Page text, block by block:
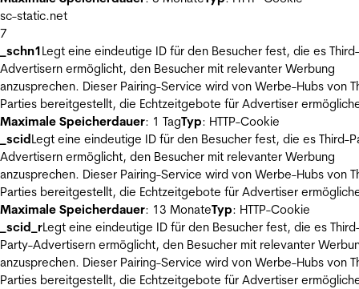
sc-static.net
7
_schn1Legt eine eindeutige ID für den Besucher fest, die es
Advertisern ermöglicht, den Besucher mit relevanter Werbung
anzusprechen. Dieser Pairing-Service wird von Werbe-Hubs von
Parties bereitgestellt, die Echtzeitgebote für Advertiser
Maximale Speicherdauer: 1 TagTyp: HTTP-Cookie
_scidLegt eine eindeutige ID für den Besucher fest, die es Third-
Advertisern ermöglicht, den Besucher mit relevanter Werbung
anzusprechen. Dieser Pairing-Service wird von Werbe-Hubs von
Parties bereitgestellt, die Echtzeitgebote für Advertiser
Maximale Speicherdauer: 13 MonateTyp: HTTP-Cookie
_scid_rLegt eine eindeutige ID für den Besucher fest, die es
Party-Advertisern ermöglicht, den Besucher mit relevanter
anzusprechen. Dieser Pairing-Service wird von Werbe-Hubs von
Parties bereitgestellt, die Echtzeitgebote für Advertiser